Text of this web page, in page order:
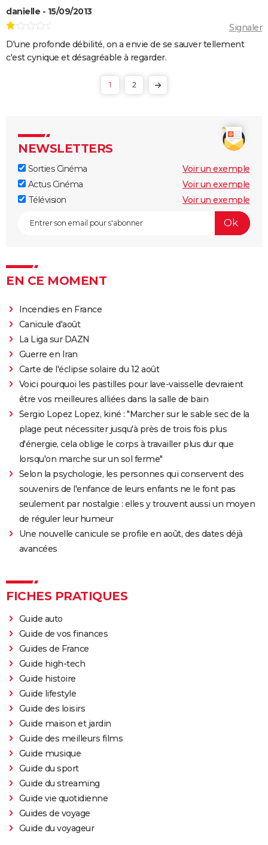
danielle - 15/09/2013
Signaler
D'une profonde débilité, on a envie de se sauver tellement
c'est cynique et désagréable à regarder.
1 2
NEWSLETTERS
Sorties Cinéma
Voir un exemple
Actus Cinéma
Voir un exemple
Télévision
Voir un exemple
EN CE MOMENT
Incendies en France
Canicule d'août
La Liga sur DAZN
Guerre en Iran
Carte de l'éclipse solaire du 12 août
Voici pourquoi les pastilles pour lave-vaisselle devraient
être vos meilleures alliées dans la salle de bain
Sergio Lopez Lopez, kiné : "Marcher sur le sable sec de la
plage peut nécessiter jusqu'à près de trois fois plus
d'énergie, cela oblige le corps à travailler plus dur que
lorsqu'on marche sur un sol ferme"
Selon la psychologie, les personnes qui conservent des
souvenirs de l'enfance de leurs enfants ne le font pas
seulement par nostalgie : elles y trouvent aussi un moyen
de réguler leur humeur
Une nouvelle canicule se profile en août, des dates déjà
avancées
FICHES PRATIQUES
Guide auto
Guide de vos finances
Guides de France
Guide high-tech
Guide histoire
Guide lifestyle
Guide des loisirs
Guide maison et jardin
Guide des meilleurs films
Guide musique
Guide du sport
Guide du streaming
Guide vie quotidienne
Guides de voyage
Guide du voyageur